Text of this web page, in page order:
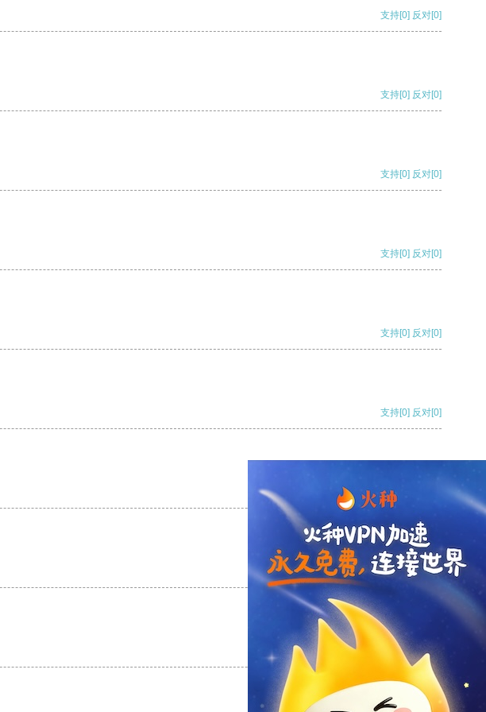
支持[0] 反对[0]
支持[0] 反对[0]
支持[0] 反对[0]
支持[0] 反对[0]
支持[0] 反对[0]
支持[0] 反对[0]
支持
支持[0] 反对[0]
支持[0] 反对[0]